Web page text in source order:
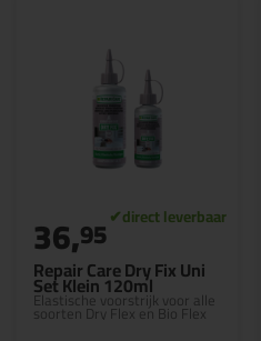
Repair Care Dry Fix Uni
Set Klein 120ml
Elastische voorstrijk voor alle
soorten Dry Flex en Bio Flex
36,95